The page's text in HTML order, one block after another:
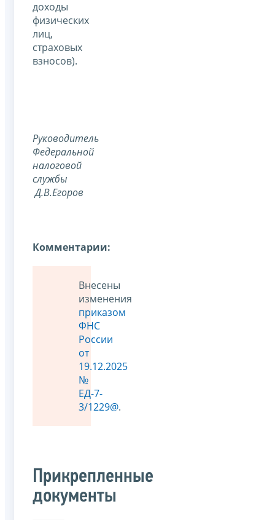
доходы
физических
лиц,
страховых
взносов).
Руководитель
Федеральной
налоговой
службы
Д.В.Егоров
Комментарии:
Внесены
изменения
приказом
ФНС
России
от
19.12.2025
№
ЕД-7-
3/1229@.
Прикрепленные
документы